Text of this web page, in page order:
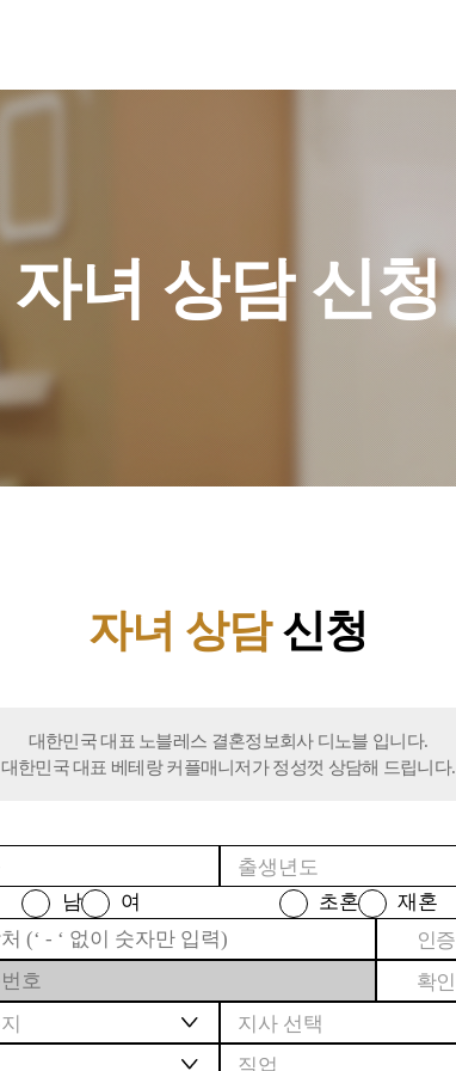
자녀 상담 신청
자녀 상담신청
대한민국 대표 노블레스 결혼정보회사 디노블 입니다.
대한민국 대표 베테랑 커플매니저가 정성껏 상담해 드립니다.
남 여 초혼
재혼
인증
확인